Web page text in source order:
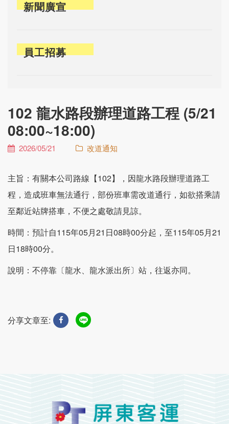
新聞廣宣
員工招募
102 龍水路段辦理道路工程 (5/21
08:00~18:00)
2026/05/21 改道通知
主旨：有關本公司路線【102】，因龍水路段辦理道路工
程，造成班車無法通行，部份班車需改道通行，如欲搭乘請
至鄰近站牌搭車，不便之處敬請見諒。
時間：預計自115年05月21日08時00分起，至115年05月21
日18時00分。
說明：不停靠〔龍水、龍水派出所〕站，往返亦同。
分享文章至: